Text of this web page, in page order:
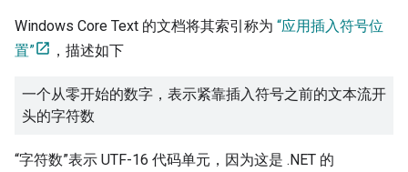
Windows Core Text 的文档将其索引称为 “应用插入符号位
置”
，描述如下
一个从零开始的数字，表示紧靠插入符号之前的文本流开
头的字符数
“字符数”表示 UTF-16 代码单元，因为这是 .NET 的